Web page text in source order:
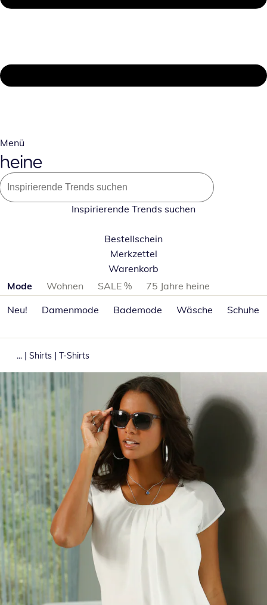
Menü
Inspirierende Trends suchen
Bestellschein
Merkzettel
Warenkorb
Produktkategorien überspringen
Mode Wohnen SALE %
75 Jahre heine
Neu!
Damenmode Bademode Wäsche Schuhe
... | Shirts | T-Shirts